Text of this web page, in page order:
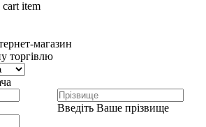
магазин
торгівлю
Введіть Ваше прізвище